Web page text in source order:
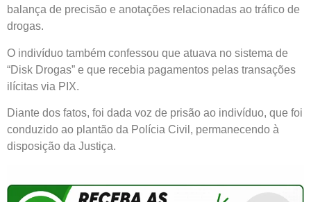
balança de precisão e anotações relacionadas ao tráfico de
drogas.
O indivíduo também confessou que atuava no sistema de
“Disk Drogas” e que recebia pagamentos pelas transações
ilícitas via PIX.
Diante dos fatos, foi dada voz de prisão ao indivíduo, que foi
conduzido ao plantão da Polícia Civil, permanecendo à
disposição da Justiça.